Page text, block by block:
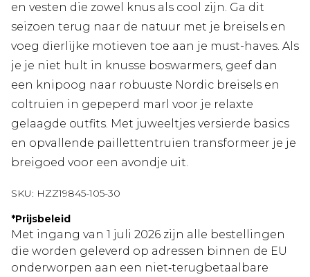
en vesten die zowel knus als cool zijn. Ga dit
seizoen terug naar de natuur met je breisels en
voeg dierlijke motieven toe aan je must-haves. Als
je je niet hult in knusse boswarmers, geef dan
een knipoog naar robuuste Nordic breisels en
coltruien in gepeperd marl voor je relaxte
gelaagde outfits. Met juweeltjes versierde basics
en opvallende paillettentruien transformeer je je
breigoed voor een avondje uit.
SKU: HZZ19845-105-30
*Prijsbeleid
Met ingang van 1 juli 2026 zijn alle bestellingen
die worden geleverd op adressen binnen de EU
onderworpen aan een niet‑terugbetaalbare